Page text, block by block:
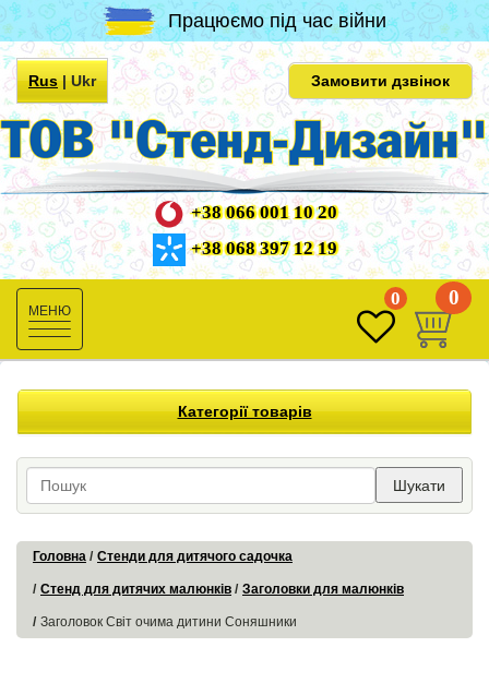
Працюємо під час війни
Rus|Ukr Замовити дзвінок
+38 066 001 10 20
+38 068 397 12 19
Toggle
navigation
0 0
Категорії товарів
Шукати
Головна Стенди для дитячого садочка
Стенд для дитячих малюнків Заголовки для малюнків
Заголовок Світ очима дитини Соняшники